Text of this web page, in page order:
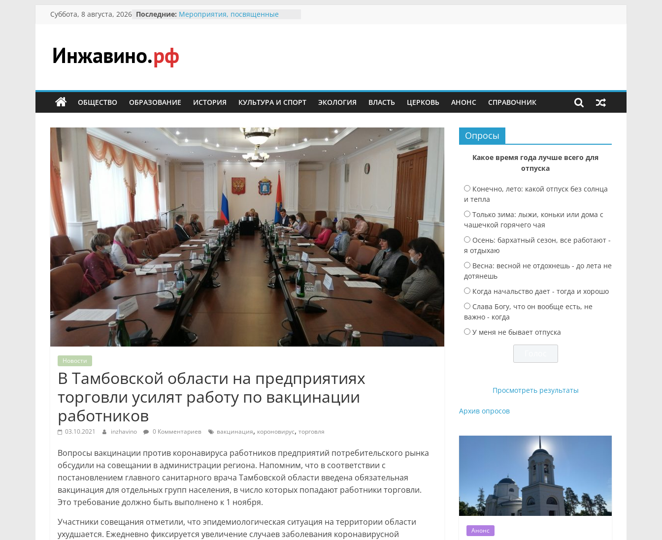
Перейти
Суббота, 8 августа, 2026 Последние: Мероприятия, посвященные
Безопасность в сети Интернет
Ученики приняли участие в
мероприятии «Сохраним
В вольере Воронинского
заповедника родились крапчатые
суслики
Инжавино.рф
сельский
портал
ОБЩЕСТВО ОБРАЗОВАНИЕ ИСТОРИЯ КУЛЬТУРА И СПОРТ ЭКОЛОГИЯ ВЛАСТЬ ЦЕРКОВЬ АНОНС СПРАВОЧНИК
Новости
В Тамбовской области на предприятиях
торговли усилят работу по вакцинации
работников
03.10.2021 inzhavino 0 Комментариев вакцинация, короновирус, торговля
Вопросы вакцинации против коронавируса работников предприятий потребительского рынка
обсудили на совещании в администрации региона. Напомним, что в соответствии с
постановлением главного санитарного врача Тамбовской области введена обязательная
вакцинация для отдельных групп населения, в число которых попадают работники торговли.
Это требование должно быть выполнено к 1 ноября.
Участники совещания отметили, что эпидемиологическая ситуация на территории области
ухудшается. Ежедневно фиксируется увеличение случаев заболевания коронавирусной
Опросы
Какое время года лучше всего для
отпуска
Конечно, лето: какой отпуск без солнца
и тепла
Только зима: лыжи, коньки или дома с
чашечкой горячего чая
Осень: бархатный сезон, все работают -
я отдыхаю
Весна: весной не отдохнешь - до лета не
дотянешь
Когда начальство дает - тогда и хорошо
Слава Богу, что он вообще есть, не
важно - когда
У меня не бывает отпуска
Просмотреть результаты
Архив опросов
Анонс